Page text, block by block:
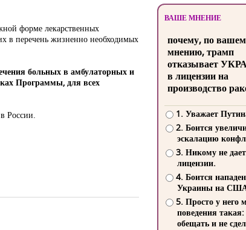
форме лекарственных
в перечень жизненно необходимых
больных в амбулаторных и
Программы, для всех
России.
ВАШЕ МНЕНИЕ
почему, по
мнению, трамп
отказывает
в лицензии на
производство
1. Уважает
2. Боится
эскалацию
3. Никому не
лицензии.
4. Боится
Украины на
5. Просто у него
поведения такая:
обещать и не